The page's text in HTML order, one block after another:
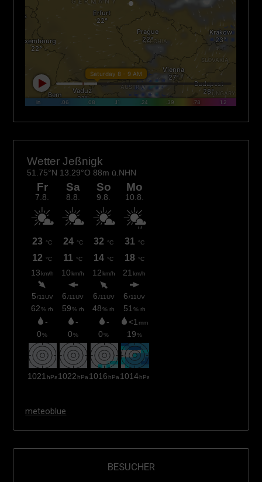
meteoblue
BESUCHER